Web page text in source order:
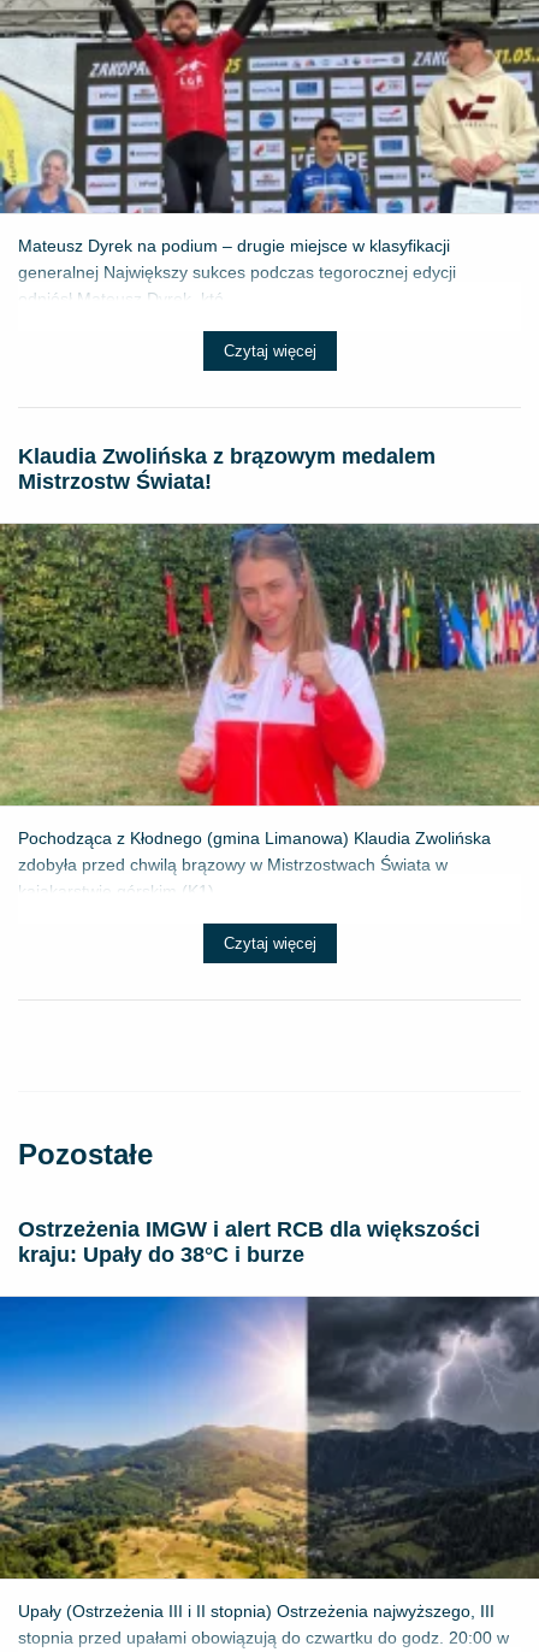
Mateusz Dyrek na podium – drugie miejsce w klasyfikacji
generalnej Największy sukces podczas tegorocznej edycji
odniósł Mateusz Dyrek, któ...
Czytaj więcej
Klaudia Zwolińska z brązowym medalem
Mistrzostw Świata!
Pochodząca z Kłodnego (gmina Limanowa) Klaudia Zwolińska
zdobyła przed chwilą brązowy w Mistrzostwach Świata w
kajakarstwie górskim (K1) ...
Czytaj więcej
Pozostałe
Ostrzeżenia IMGW i alert RCB dla większości
kraju: Upały do 38°C i burze
Upały (Ostrzeżenia III i II stopnia) Ostrzeżenia najwyższego, III
stopnia przed upałami obowiązują do czwartku do godz. 20:00 w